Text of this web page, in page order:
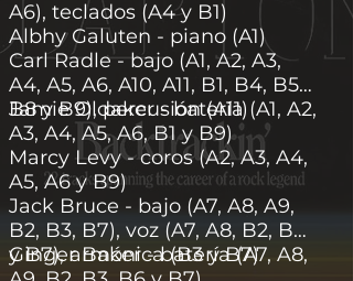
A6), teclados (A4 y B1)
Albhy Galuten - piano (A1)
Carl Radle - bajo (A1, A2, A3,
A4, A5, A6, A10, A11, B1, B4, B5,
B8 y B9), percusión (A11)
Jamie Oldaker - batería (A1, A2,
A3, A4, A5, A6, B1 y B9)
Marcy Levy - coros (A2, A3, A4,
A5, A6 y B9)
Jack Bruce - bajo (A7, A8, A9,
B2, B3, B7), voz (A7, A8, B2, B3
y B7), armónica (B3 y B7)
Ginger Baker - batería (A7, A8,